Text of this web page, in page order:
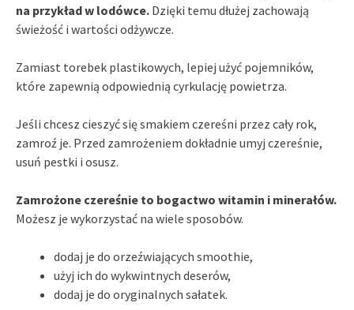
na przykład w lodówce. Dzięki temu dłużej zachowają
świeżość i wartości odżywcze.
Zamiast torebek plastikowych, lepiej użyć pojemników,
które zapewnią odpowiednią cyrkulację powietrza.
Jeśli chcesz cieszyć się smakiem czereśni przez cały rok,
zamroź je. Przed zamrożeniem dokładnie umyj czereśnie,
usuń pestki i osusz.
Zamrożone czereśnie to bogactwo witamin i minerałów.
Możesz je wykorzystać na wiele sposobów.
dodaj je do orzeźwiających smoothie,
użyj ich do wykwintnych deserów,
dodaj je do oryginalnych sałatek.